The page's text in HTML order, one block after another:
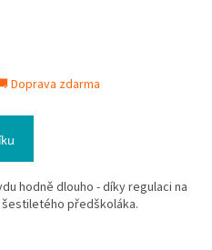
Doprava zdarma
hodně dlouho - díky regulaci na
i šestiletého předškoláka.